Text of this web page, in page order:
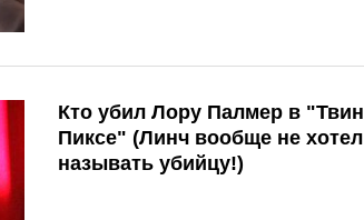
Кто убил Лору Палмер в "Твин
Пиксе" (Линч вообще не хотел
называть убийцу!)